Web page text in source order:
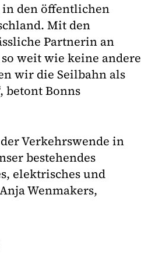
in den öffentlichen
Mit den
Partnerin an
weit wie keine andere
wir die Seilbahn als
betont Bonns
Verkehrswende in
bestehendes
elektrisches und
Wenmakers,